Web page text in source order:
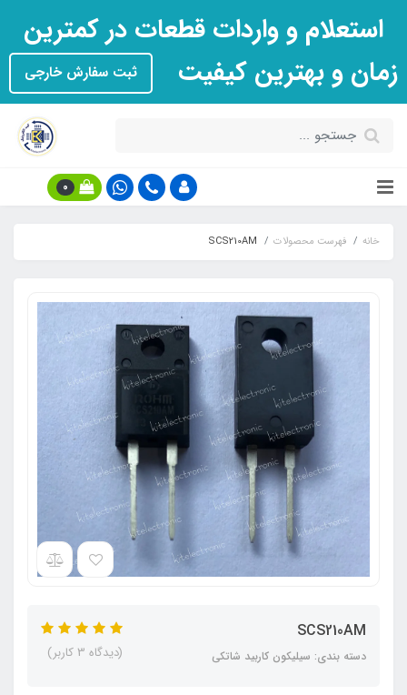
استعلام و واردات قطعات در کمترین
زمان و بهترین کیفیت
ثبت سفارش خارجی
0
خانه فهرست محصولات SCS210AM
SCS210AM
دسته بندی: سیلیکون کاربید شاتکی (دیدگاه 3 کاربر)